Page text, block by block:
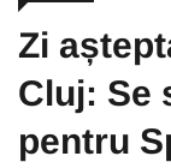
Zi
Cluj: Se
pentru